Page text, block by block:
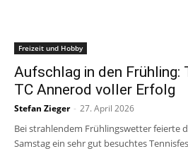
Freizeit und Hobby
Aufschlag in den Frühling:
TC Annerod voller Erfolg
Stefan Zieger - 27. April 2026
Bei strahlendem Frühlingswetter feierte
Samstag ein sehr gut besuchtes